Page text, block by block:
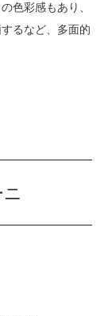
色彩感もあり、
るなど、多面的